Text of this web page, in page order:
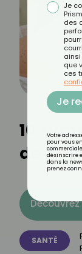
10
de la
Découvrez
SANTÉ
Je
des
que
ces
Je
Votre
pour vous
désinscrire
dans la
prenez